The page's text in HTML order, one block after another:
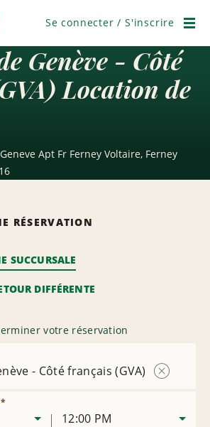
Se connecter / S'inscrire
Genève - Côté
Location de
Apt Fr Ferney Voltaire, Ferney
RÉSERVATION
SUCCURSALE
DIFFÉRENTE
votre réservation
- Côté français (GVA)
*
12:00 PM